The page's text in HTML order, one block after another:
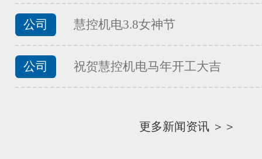
...
公司 慧控机电3.8女神节
公司 祝贺慧控机电马年开工大吉
更多新闻资讯 ＞＞